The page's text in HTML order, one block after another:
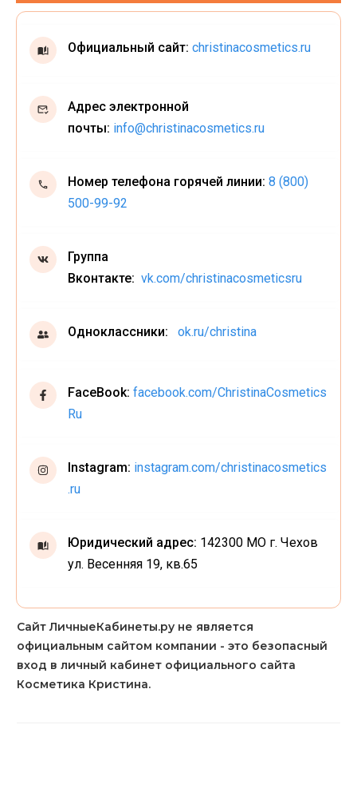
Официальный сайт: christinacosmetics.ru
Адрес электронной
почты: info@christinacosmetics.ru
Номер телефона горячей линии: 8 (800)
500-99-92
Группа
Вконтакте: vk.com/christinacosmeticsru
Одноклассники: ok.ru/christina
FaceBook: facebook.com/ChristinaCosmetics
Ru
Instagram: instagram.com/christinacosmetics
.ru
Юридический адрес: 142300 МО г. Чехов
ул. Весенняя 19, кв.65
Сайт ЛичныеКабинеты.ру не является
официальным сайтом компании - это безопасный
вход в личный кабинет официального сайта
Косметика Кристина.